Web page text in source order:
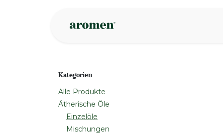
Kategorien
Alle Produkte
Ätherische Öle
Einzelöle
Mischungen